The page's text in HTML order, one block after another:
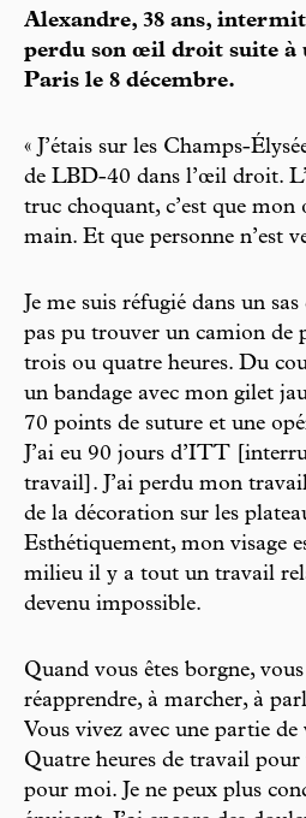
Alexandre, 38 ans,
perdu son œil droit suite à
Paris le 8 décembre.
« J’étais sur les Champs-
de LBD-40 dans l’œil droit.
truc choquant, c’est que
main. Et que personne n’est
Je me suis réfugié dans un
pas pu trouver un camion de
trois ou quatre heures. Du
un bandage avec mon gilet
70 points de suture et une
J’ai eu 90 jours d’ITT
travail]. J’ai perdu mon
de la décoration sur les
Esthétiquement, mon visage
milieu il y a tout un travail
devenu impossible.
Quand vous êtes borgne,
réapprendre, à marcher, à
Vous vivez avec une partie
Quatre heures de travail pour
pour moi. Je ne peux plus